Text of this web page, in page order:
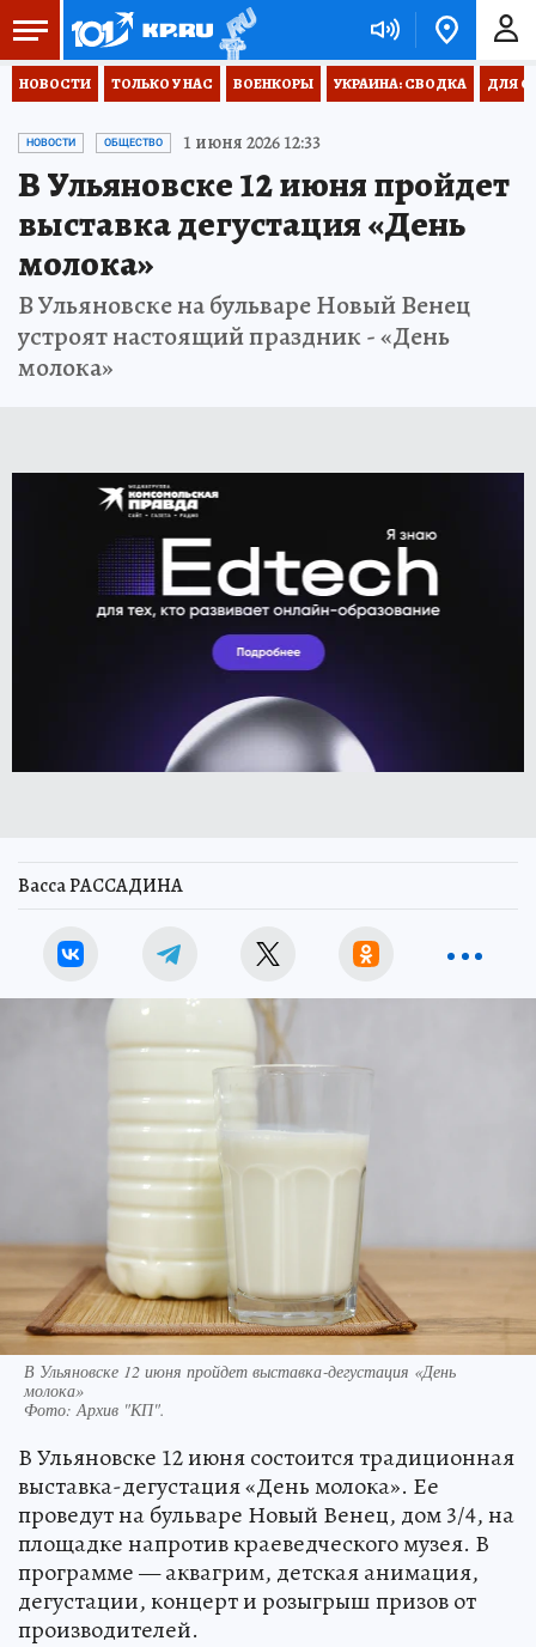
НОВОСТИ ТОЛЬКО У НАС ВОЕНКОРЫ УКРАИНА: СВОДКА ДЛЯ
НОВОСТИ ОБЩЕСТВО 1 июня 2026 12:33
В Ульяновске 12 июня пройдет
выставка дегустация «День
молока»
В Ульяновске на бульваре Новый Венец
устроят настоящий праздник - «День
молока»
Васса РАССАДИНА
В Ульяновске 12 июня пройдет выставка‑дегустация «День
молока»
Фото: Архив "КП".
В Ульяновске 12 июня состоится традиционная
выставка-дегустация «День молока». Ее
проведут на бульваре Новый Венец, дом 3/4, на
площадке напротив краеведческого музея. В
программе — аквагрим, детская анимация,
дегустации, концерт и розыгрыш призов от
производителей.